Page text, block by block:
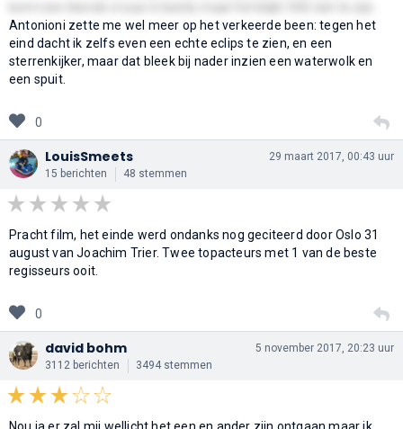
Antonioni zette me wel meer op het verkeerde been: tegen het
eind dacht ik zelfs even een echte eclips te zien, en een
sterrenkijker, maar dat bleek bij nader inzien een waterwolk en
een spuit.
0
LouisSmeets
15 berichten 48 stemmen
29 maart 2017, 00:43 uur
Pracht film, het einde werd ondanks nog geciteerd door Oslo 31
august van Joachim Trier. Twee topacteurs met 1 van de beste
regisseurs ooit.
0
david bohm
3112 berichten 3494 stemmen
5 november 2017, 20:23 uur
Nou ja er zal mij wellicht het een en ander zijn ontgaan maar ik